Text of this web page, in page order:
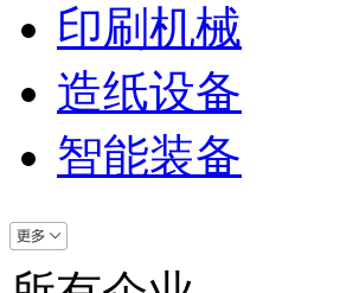
印刷机械
造纸设备
智能装备